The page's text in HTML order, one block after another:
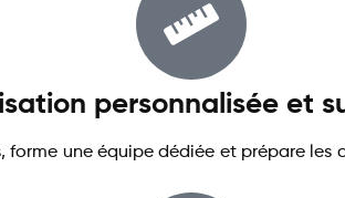
personnalisée et
forme une équipe dédiée et prépare